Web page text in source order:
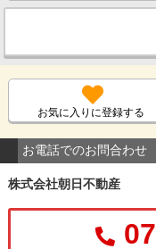
お気に入りに登録する
お電話でのお問合わせ
株式会社朝日不動産